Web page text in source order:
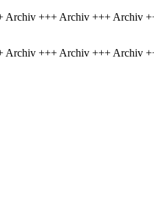
+++ Archiv +++ Archiv
+++ Archiv +++ Archiv